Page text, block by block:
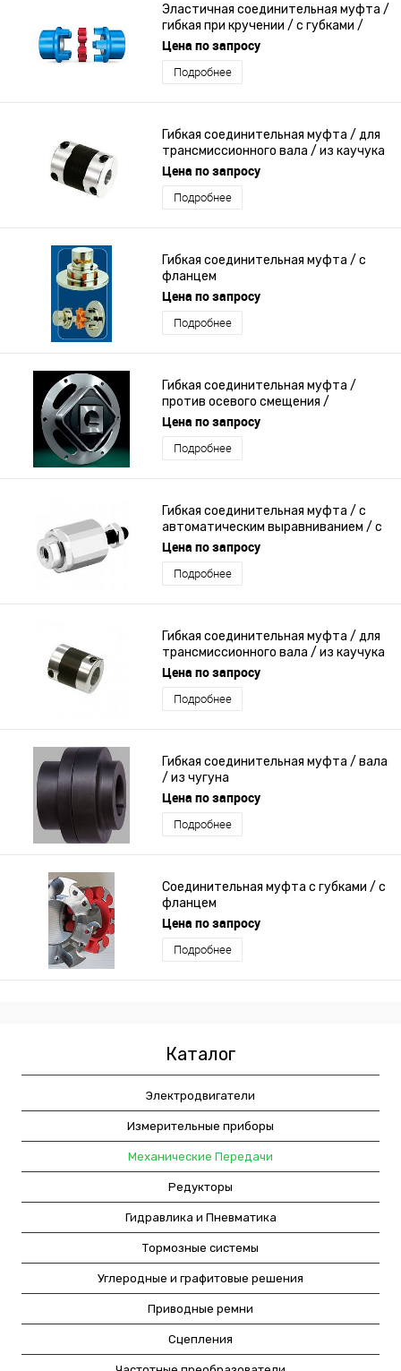
Эластичная соединительная муфта /
гибкая при кручении / с губками /
штифт и центрирующая втулка
Цена по запросу
Подробнее
Гибкая соединительная муфта / для
трансмиссионного вала / из каучука
/ без зазора
Цена по запросу
Подробнее
Гибкая соединительная муфта / с
фланцем
Цена по запросу
Подробнее
Гибкая соединительная муфта /
против осевого смещения /
компактная / штифт и
центрирующая втулка
Цена по запросу
Подробнее
Гибкая соединительная муфта / с
автоматическим выравниванием / с
фланцем
Цена по запросу
Подробнее
Гибкая соединительная муфта / для
трансмиссионного вала / из каучука
/ без зазора
Цена по запросу
Подробнее
Гибкая соединительная муфта / вала
/ из чугуна
Цена по запросу
Подробнее
Соединительная муфта с губками / с
фланцем
Цена по запросу
Подробнее
Каталог
Электродвигатели
Измерительные приборы
Механические Передачи
Редукторы
Гидравлика и Пневматика
Тормозные системы
Углеродные и графитовые решения
Приводные ремни
Сцепления